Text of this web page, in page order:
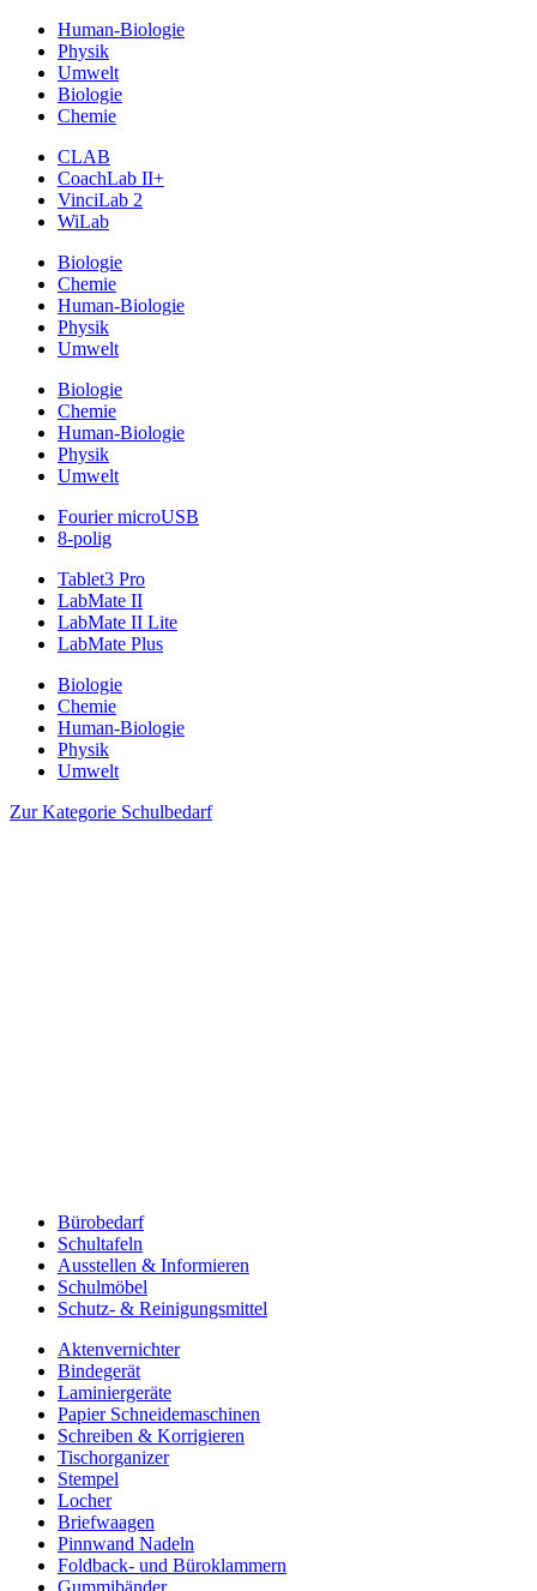
Human-Biologie
Physik
Umwelt
Biologie
Chemie
CLAB
CoachLab II+
VinciLab 2
WiLab
Biologie
Chemie
Human-Biologie
Physik
Umwelt
Biologie
Chemie
Human-Biologie
Physik
Umwelt
Fourier microUSB
8-polig
Tablet3 Pro
LabMate II
LabMate II Lite
LabMate Plus
Biologie
Chemie
Human-Biologie
Physik
Umwelt
Zur Kategorie Schulbedarf
Bürobedarf
Schultafeln
Ausstellen & Informieren
Schulmöbel
Schutz- & Reinigungsmittel
Aktenvernichter
Bindegerät
Laminiergeräte
Papier Schneidemaschinen
Schreiben & Korrigieren
Tischorganizer
Stempel
Locher
Briefwaagen
Pinnwand Nadeln
Foldback- und Büroklammern
Gummibänder